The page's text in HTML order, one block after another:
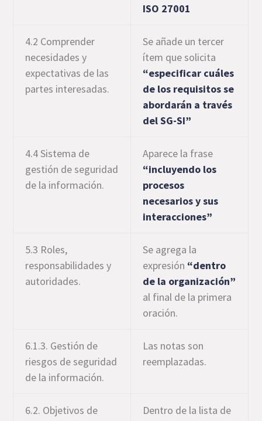
ISO 27001
4.2 Comprender
necesidades y
expectativas de las
partes interesadas.
Se añade un tercer
ítem que solicita
“especificar cuáles
de los requisitos se
abordarán a través
del SG-SI”
4.4 Sistema de
gestión de seguridad
de la información.
Aparece la frase
“incluyendo los
procesos
necesarios y sus
interacciones”
5.3 Roles,
responsabilidades y
autoridades.
Se agrega la
expresión “dentro
de la organización”
al final de la primera
oración.
6.1.3. Gestión de
riesgos de seguridad
de la información.
Las notas son
reemplazadas.
6.2. Objetivos de
Dentro de la lista de